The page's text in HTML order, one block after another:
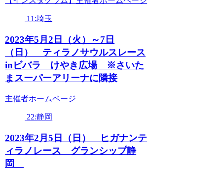
11:埼玉
2023年5月2日（火）～7日
（日） ティラノサウルスレース
inビバラ けやき広場 ※さいた
まスーパーアリーナに隣接
主催者ホームページ
22:静岡
2023年2月5日（日） ヒガナンテ
ィラノレース グランシップ静
岡